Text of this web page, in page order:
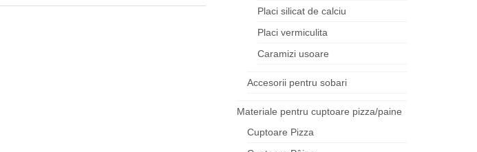
Placi silicat de calciu
Placi vermiculita
Caramizi usoare
Accesorii pentru sobari
Materiale pentru cuptoare pizza/paine
Cuptoare Pizza